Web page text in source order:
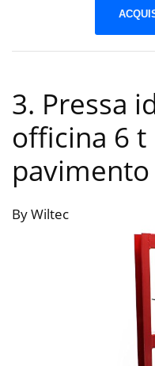
3. Pressa
officina 6 t
pavimento
By Wiltec